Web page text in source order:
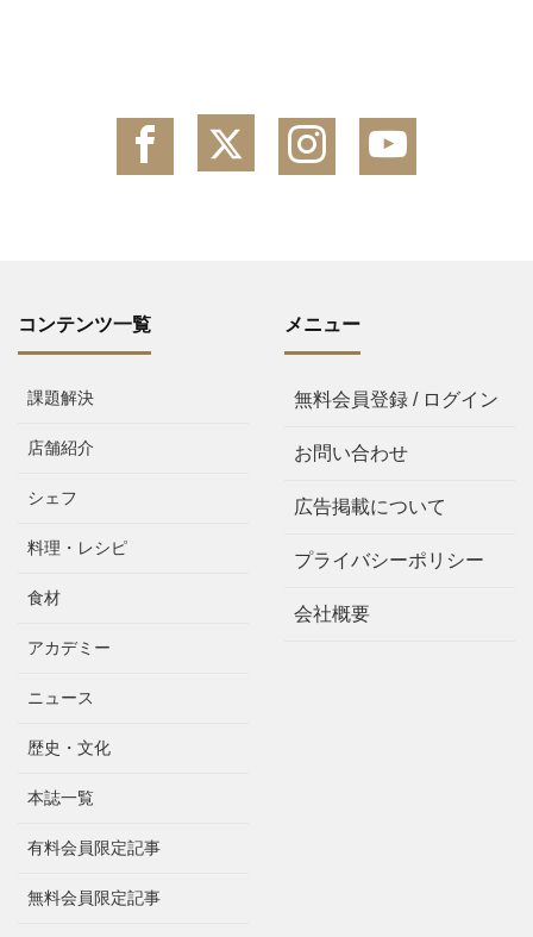
コンテンツ一覧
課題解決
店舗紹介
シェフ
料理・レシピ
食材
アカデミー
ニュース
歴史・文化
本誌一覧
有料会員限定記事
無料会員限定記事
メニュー
無料会員登録 / ログイン
お問い合わせ
広告掲載について
プライバシーポリシー
会社概要